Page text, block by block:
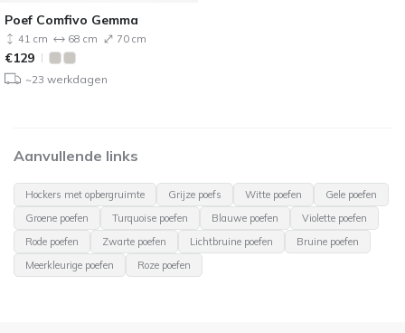
Poef Comfivo Gemma
41 cm 68 cm 70 cm
€129
~23 werkdagen
Aanvullende links
Hockers met opbergruimte Grijze poefs Witte poefen
Gele poefen
Groene poefen
Turquoise poefen Blauwe poefen
Violette poefen
Rode poefen
Zwarte poefen Lichtbruine poefen
Bruine poefen
Meerkleurige poefen
Roze poefen